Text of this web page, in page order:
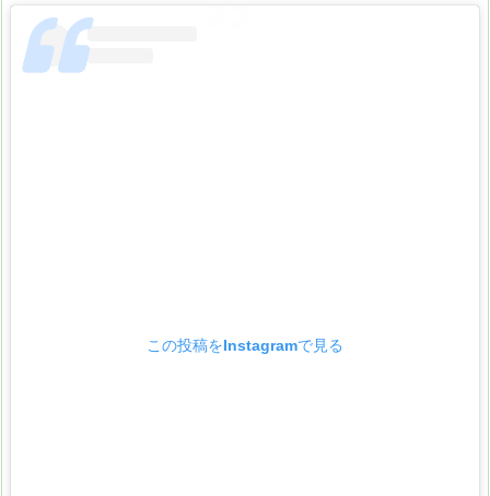
この投稿をInstagramで見る